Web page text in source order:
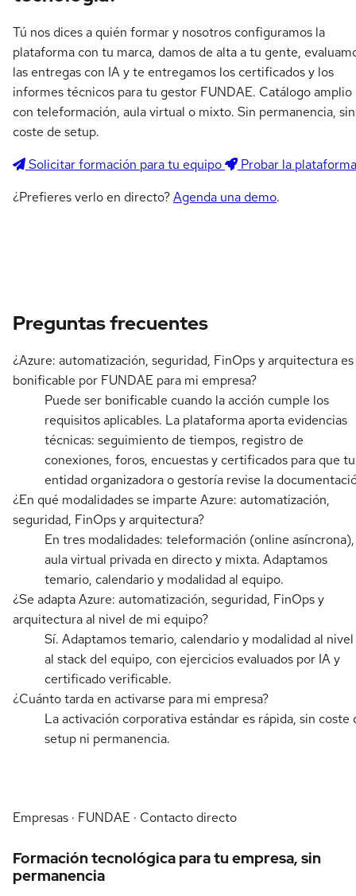
Tú nos dices a quién formar y nosotros configuramos la
plataforma con tu marca, damos de alta a tu gente,
las entregas con IA y te entregamos los certificados y los
informes técnicos para tu gestor FUNDAE. Catálogo amplio
con teleformación, aula virtual o mixto. Sin permanencia, sin
coste de setup.
Solicitar formación para tu equipo
Probar la plataforma
¿Prefieres verlo en directo?Agenda una demo.
Preguntas frecuentes
¿Azure: automatización, seguridad, FinOps y arquitectura es
bonificable por FUNDAE para mi empresa?
Puede ser bonificable cuando la acción cumple los
requisitos aplicables. La plataforma aporta evidencias
técnicas: seguimiento de tiempos, registro de
conexiones, foros, encuestas y certificados para que tu
entidad organizadora o gestoría revise la
¿En qué modalidades se imparte Azure: automatización,
seguridad, FinOps y arquitectura?
En tres modalidades: teleformación (online asíncrona),
aula virtual privada en directo y mixta. Adaptamos
temario, calendario y modalidad al equipo.
¿Se adapta Azure: automatización, seguridad, FinOps y
arquitectura al nivel de mi equipo?
Sí. Adaptamos temario, calendario y modalidad al
al stack del equipo, con ejercicios evaluados por IA y
certificado verificable.
¿Cuánto tarda en activarse para mi empresa?
La activación corporativa estándar es rápida, sin coste
setup ni permanencia.
Empresas · FUNDAE · Contacto directo
Formación tecnológica para tu empresa, sin
permanencia